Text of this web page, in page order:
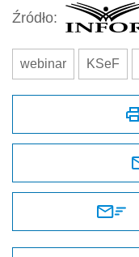
Źródło:
webinar KSeF